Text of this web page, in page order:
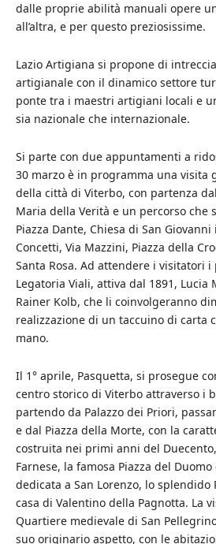
dalle proprie abilità manuali opere
all’altra, e per questo preziosissime.
Lazio Artigiana si propone di
artigianale con il dinamico settore
ponte tra i maestri artigiani locali e
sia nazionale che internazionale.
Si parte con due appuntamenti a
30 marzo è in programma una visita
della città di Viterbo, con partenza
Maria della Verità e un percorso che
Piazza Dante, Chiesa di San Giovanni
Concetti, Via Mazzini, Piazza della
Santa Rosa. Ad attendere i visitatori i
Legatoria Viali, attiva dal 1891, Lucia
Rainer Kolb, che li coinvolgeranno
realizzazione di un taccuino di carta
mano.
Il 1° aprile, Pasquetta, si prosegue
centro storico di Viterbo attraverso i
partendo da Palazzo dei Priori,
e dal Piazza della Morte, con la
costruita nei primi anni del
Farnese, la famosa Piazza del
dedicata a San Lorenzo, lo splendido
casa di Valentino della Pagnotta. La
Quartiere medievale di San
suo originario aspetto, con le